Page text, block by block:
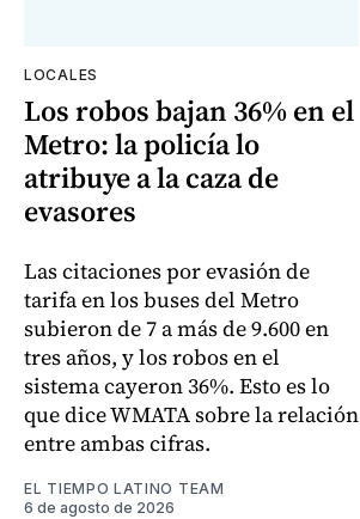
LOCALES
Los robos bajan 36% en el
Metro: la policía lo
atribuye a la caza de
evasores
Las citaciones por evasión de
tarifa en los buses del Metro
subieron de 7 a más de 9.600 en
tres años, y los robos en el
sistema cayeron 36%. Esto es lo
que dice WMATA sobre la relación
entre ambas cifras.
EL TIEMPO LATINO TEAM
6 de agosto de 2026